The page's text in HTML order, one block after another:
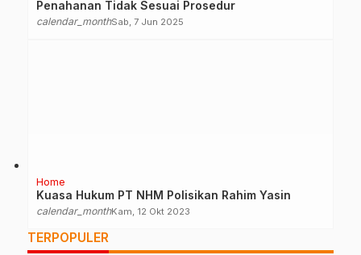
Penahanan Tidak Sesuai Prosedur
calendar_monthSab, 7 Jun 2025
Home
Kuasa Hukum PT NHM Polisikan Rahim Yasin
calendar_monthKam, 12 Okt 2023
TERPOPULER